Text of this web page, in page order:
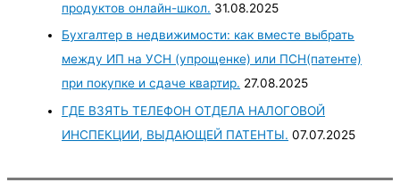
продуктов онлайн-школ. 31.08.2025
Бухгалтер в недвижимости: как вместе выбрать
между ИП на УСН (упрощенке) или ПСН(патенте)
при покупке и сдаче квартир. 27.08.2025
ГДЕ ВЗЯТЬ ТЕЛЕФОН ОТДЕЛА НАЛОГОВОЙ
ИНСПЕКЦИИ, ВЫДАЮЩЕЙ ПАТЕНТЫ. 07.07.2025